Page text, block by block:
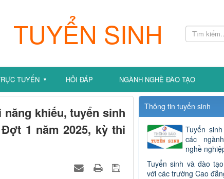
TUYỂN SINH
TUYẾN ▼ HỎI ĐÁP NGÀNH NGHỀ ĐÀO TẠO
khiếu, tuyển sinh
1 năm 2025, kỳ thi
Thông tin tuyển sinh
Tuyển
các
nghề
Tuyển sinh và đào
với các trường Cao